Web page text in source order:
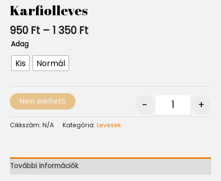
Karfiolleves
950 Ft – 1 350 Ft1
350 Ft
Adag
Kis Normál
- +
Nem elérhető
Cikkszám: N/A Kategória: Levesek
További információk